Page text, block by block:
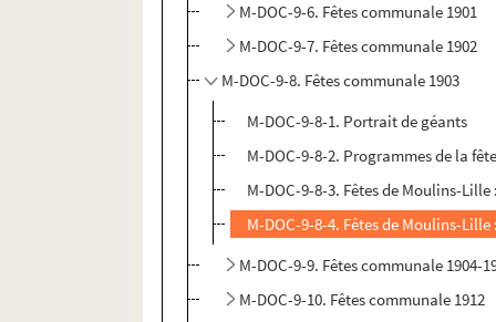
M-DOC-9-6. Fêtes communale 1901
M-DOC-9-7. Fêtes communale 1902
M-DOC-9-8. Fêtes communale 1903
M-DOC-9-8-1. Portrait de géants
M-DOC-9-8-2. Programmes de la
M-DOC-9-8-3. Fêtes de Moulins-
M-DOC-9-8-4. Fêtes de Moulins-
M-DOC-9-9. Fêtes communale 1904-
M-DOC-9-10. Fêtes communale 1912